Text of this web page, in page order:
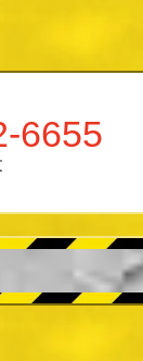
6655